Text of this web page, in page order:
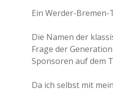
Ein Werder-
Die Namen der
Frage der
Sponsoren auf dem
Da ich selbst mit